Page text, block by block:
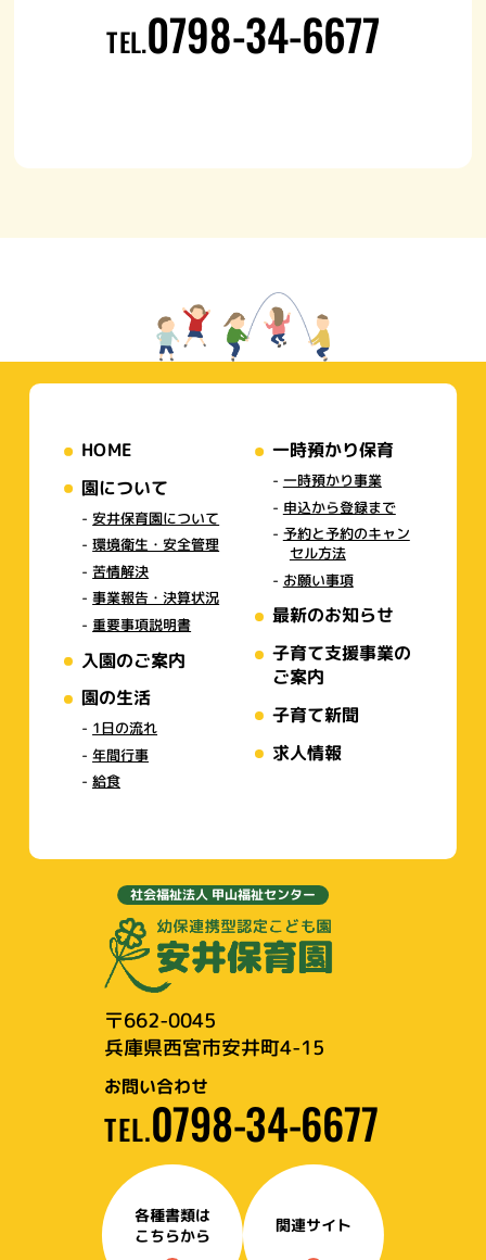
TEL.0798-34-6677
HOME
園について
安井保育園について
環境衛生・安全管理
苦情解決
事業報告・決算状況
重要事項説明書
入園のご案内
園の生活
1日の流れ
年間行事
給食
一時預かり保育
一時預かり事業
申込から登録まで
予約と予約のキャン
セル方法
お願い事項
最新のお知らせ
子育て支援事業の
ご案内
子育て新聞
求人情報
社会福祉法人 甲山福祉センター
〒662-0045
兵庫県西宮市安井町4-15
お問い合わせ
TEL.0798-34-6677
各種書類は
こちらから
関連サイト